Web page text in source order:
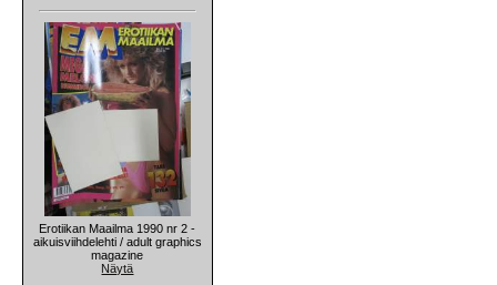
Erotiikan Maailma 1990 nr 2 -
aikuisviihdelehti / adult graphics
magazine
Näytä